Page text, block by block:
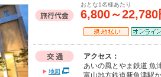
おとな1名様あたり
6,800～22,780
地図
アクセス：
あいの風とやま鉄道 魚
富山地方鉄道新魚津駅